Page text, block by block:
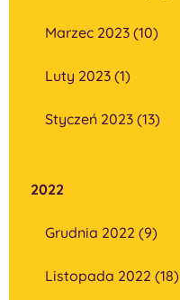
Marzec 2023 (10)
Luty 2023 (1)
Styczeń 2023 (13)
2022
Grudnia 2022 (9)
Listopada 2022 (18)